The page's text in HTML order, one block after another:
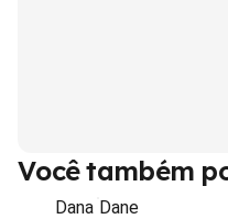
Você também
Dana Dane